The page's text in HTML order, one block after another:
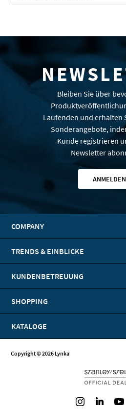
Bleiben Sie über
Laufenden und erhalten
Sonderangebote,
Kunde registrieren
Newsletter
ANMELDEN
COMPANY
TRENDS & EINBLICKE
KUNDENBETREUUNG
SHOPPING
KATALOGE
Copyright © 2026 Lynka